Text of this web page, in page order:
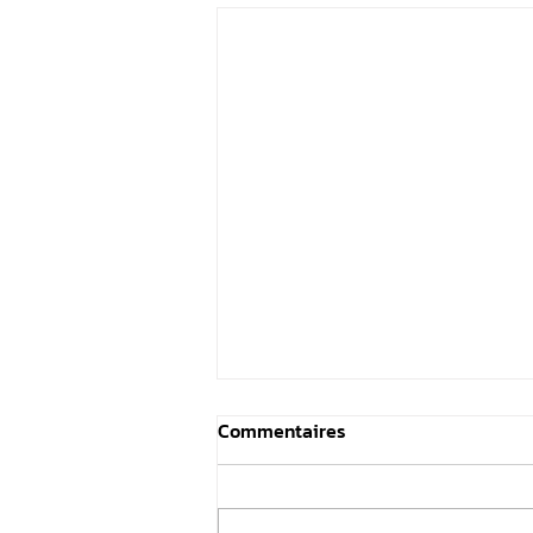
Commentaires